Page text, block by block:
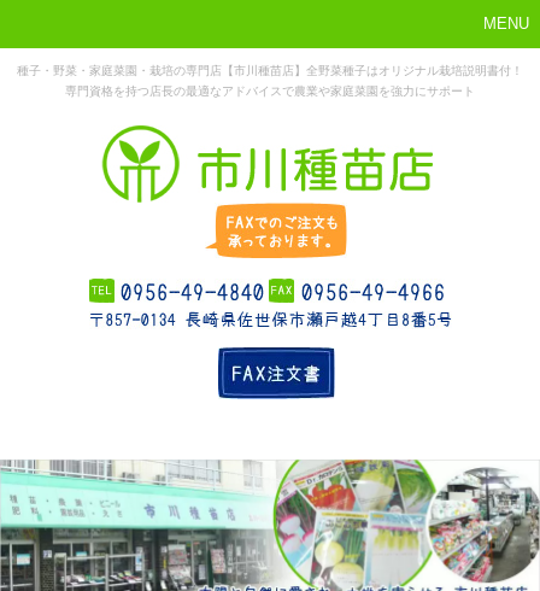
MENU
種子・野菜・家庭菜園・栽培の専門店【市川種苗店】全野菜種子はオリジナル栽培説明書付！
専門資格を持つ店長の最適なアドバイスで農業や家庭菜園を強力にサポート
ホーム
ら
お勧め商品 お知らせ 店舗概要